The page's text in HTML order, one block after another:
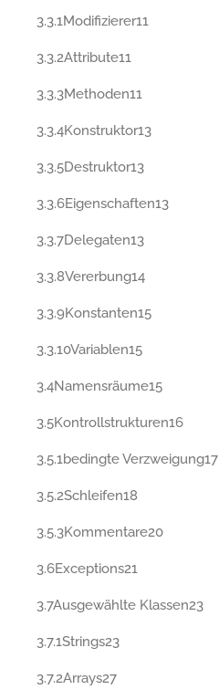
3.3.1Modifizierer11
3.3.2Attribute11
3.3.3Methoden11
3.3.4Konstruktor13
3.3.5Destruktor13
3.3.6Eigenschaften13
3.3.7Delegaten13
3.3.8Vererbung14
3.3.9Konstanten15
3.3.10Variablen15
3.4Namensräume15
3.5Kontrollstrukturen16
3.5.1bedingte Verzweigung17
3.5.2Schleifen18
3.5.3Kommentare20
3.6Exceptions21
3.7Ausgewählte Klassen23
3.7.1Strings23
3.7.2Arrays27